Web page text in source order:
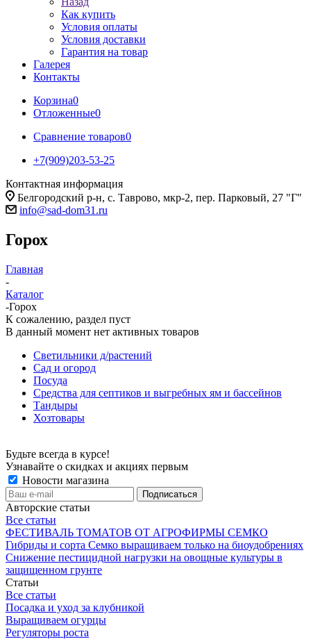
Как купить
Условия оплаты
Условия доставки
Гарантия на товар
Галерея
Контакты
Корзина0
Отложенные0
Сравнение товаров0
+7(909)203-53-25
Контактная информация
Белгородский р-н, с. Таврово, мкр-2, пер. Парковый, 27 "Г"
info@sad-dom31.ru
Горох
Главная
-
Каталог
-Горох
К сожалению, раздел пуст
В данный момент нет активных товаров
Светильники д/растений
Сад и огород
Посуда
Средства для септиков и выгребных ям и бассейнов
Тандыры
Хозтовары
Будьте всегда в курсе!
Узнавайте о скидках и акциях первым
Новости магазина
Авторские статьи
Все статьи
ФЕСТИВАЛЬ ТОМАТОВ ОТ АГРОФИРМЫ СЕМКО
Гибриды и сорта Семко выращиваем только на биоудобрениях
Снижение пестицидной нагрузки на овощные культуры в
защищенном грунте
Статьи
Все статьи
Посадка и уход за клубникой
Выращиваем огурцы
Регуляторы роста